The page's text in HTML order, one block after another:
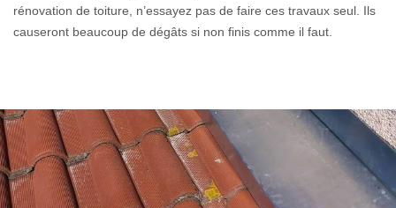
rénovation de toiture, n’essayez pas de faire ces travaux seul. Ils
causeront beaucoup de dégâts si non finis comme il faut.